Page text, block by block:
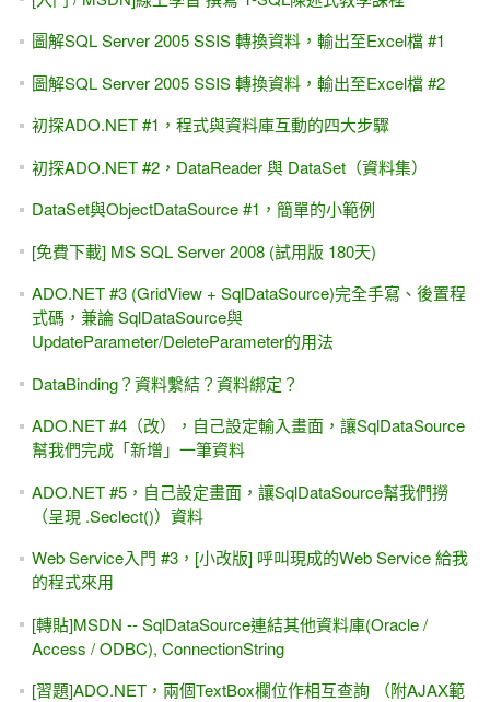
鐘試試看
[轉職,求職]我適合做 程式設計嗎？免費4小時實戰課程 看自
己適不適合? (Web後端)
[ASP.NET Core MVC] 三小時 初學者 快速入門 (也適用 .NET
6.0~8.0~10.0版 + VS2022 / VS2026)
ASP.NET 9.0 WebAPI - 消失的swagger ,改用OpenAPI 與
Scalar ,測試WebAPI的好工具
[ASP.NET MVC + WebAPI] JSON，採用新版System .Text.
Json命名空間
[ASP.NET WebAPI] Minimal API 最小化API - 第一節 (.NET
Core 6.0起 ~ 8.0, 9.0版)
[C# 超入門] .NET 現學現賣 最實用的程式入門教學 / 線上課
程 / 教學視頻
System.Globalization.CultureNotFoundException: 'Only the
invariant culture is supported in globalization-invariant mode.
[SQL Server資料庫] 一小時快速入門 -Happy Learning SQL
server one hour
[ASP.NET MVC]十分鐘瞭解 前端(Front-end), 後端(Back-end)
差異
[ASP.NET] 5分鐘瞭解: 學 "後端"網頁程式能找什麼工作？做